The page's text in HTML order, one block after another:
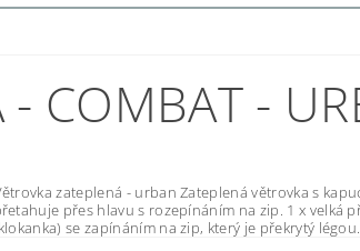
- COMBAT -
zateplená - urban Zateplená větrovka s kapucí. Bunda se
přes hlavu s rozepínáním na zip. 1 x velká přední kapsa
se zapínáním na zip, který je překrytý légou.